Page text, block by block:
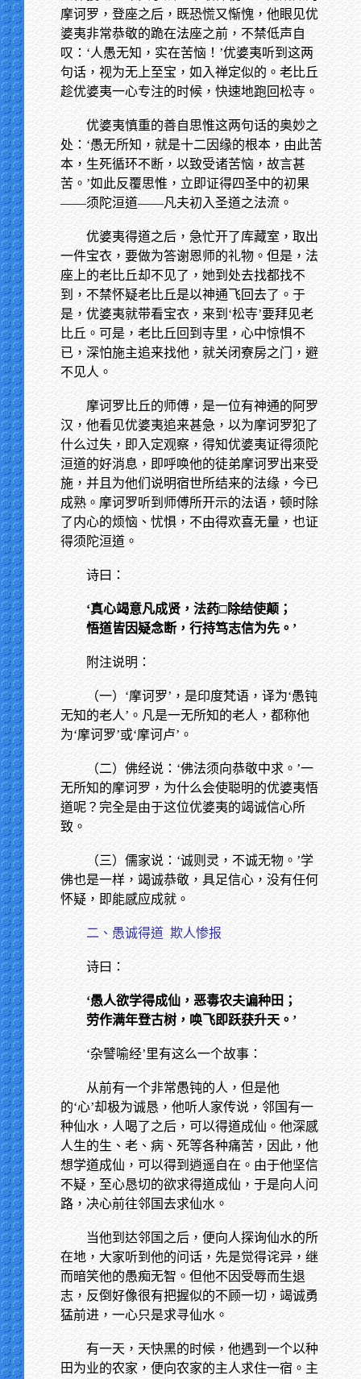
摩诃罗，登座之后，既恐慌又惭愧，他眼见优
婆夷非常恭敬的跪在法座之前，不禁低声自
叹：‘人愚无知，实在苦恼！’优婆夷听到这两
句话，视为无上至宝，如入禅定似的。老比丘
趁优婆夷一心专注的时候，快速地跑回松寺。
优婆夷慎重的善自思惟这两句话的奥妙之
处：‘愚无所知，就是十二因缘的根本，由此苦
本，生死循环不断，以致受诸苦恼，故言甚
苦。’如此反覆思惟，立即证得四圣中的初果
——须陀洹道——凡夫初入圣道之法流。
优婆夷得道之后，急忙开了库藏室，取出
一件宝衣，要做为答谢恩师的礼物。但是，法
座上的老比丘却不见了，她到处去找都找不
到，不禁怀疑老比丘是以神通飞回去了。于
是，优婆夷就带看宝衣，来到‘松寺’要拜见老
比丘。可是，老比丘回到寺里，心中惊惧不
已，深怕施主追来找他，就关闭寮房之门，避
不见人。
摩诃罗比丘的师傅，是一位有神通的阿罗
汉，他看见优婆夷追来甚急，以为摩诃罗犯了
什么过失，即入定观察，得知优婆夷证得须陀
洹道的好消息，即呼唤他的徒弟摩诃罗出来受
施，并且为他们说明宿世所结来的法缘，今已
成熟。摩诃罗听到师傅所开示的法语，顿时除
了内心的烦恼、忧惧，不由得欢喜无量，也证
得须陀洹道。
诗曰：
‘真心竭意凡成贤，法药□除结使颠；
悟道皆因疑念断，行持笃志信为先。’
附注说明：
（一）‘摩诃罗’，是印度梵语，译为‘愚钝
无知的老人’。凡是一无所知的老人，都称他
为‘摩诃罗’或‘摩诃卢’。
（二）佛经说：‘佛法须向恭敬中求。’一
无所知的摩诃罗，为什么会使聪明的优婆夷悟
道呢？完全是由于这位优婆夷的竭诚信心所
致。
（三）儒家说：‘诚则灵，不诚无物。’学
佛也是一样，竭诚恭敬，具足信心，没有任何
怀疑，即能感应成就。
二、愚诚得道 欺人惨报
诗曰：
‘愚人欲学得成仙，恶毒农夫谝种田；
劳作满年登古树，唤飞即跃获升天。’
‘杂譬喻经’里有这么一个故事：
从前有一个非常愚钝的人，但是他
的‘心’却极为诚恳，他听人家传说，邻国有一
种仙水，人喝了之后，可以得道成仙。他深感
人生的生、老、病、死等各种痛苦，因此，他
想学道成仙，可以得到逍遥自在。由于他坚信
不疑，至心恳切的欲求得道成仙，于是向人问
路，决心前往邻国去求仙水。
当他到达邻国之后，便向人探询仙水的所
在地，大家听到他的问话，先是觉得诧异，继
而暗笑他的愚痴无智。但他不因受辱而生退
志，反倒好像很有把握似的不顾一切，竭诚勇
猛前进，一心只是求寻仙水。
有一天，天快黑的时候，他遇到一个以种
田为业的农家，便向农家的主人求住一宿。主